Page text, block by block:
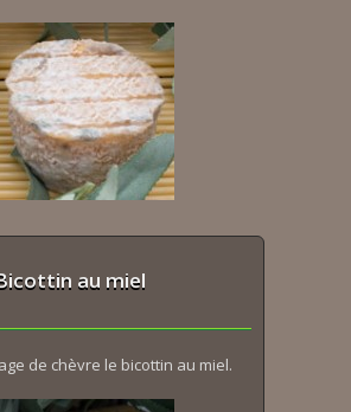
au miel
de chèvre le bicottin au miel.